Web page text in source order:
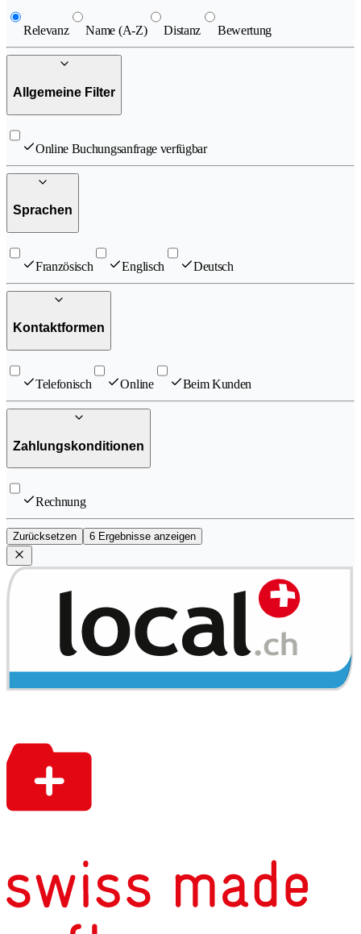
Relevanz Name (A-Z) Distanz Bewertung
Allgemeine Filter
Online Buchungsanfrage verfügbar
Sprachen
Französisch Englisch Deutsch
Kontaktformen
Telefonisch Online Beim Kunden
Zahlungskonditionen
Rechnung
Zurücksetzen 6 Ergebnisse anzeigen